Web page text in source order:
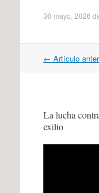
30 mayo, 2026
Navegación
← Artículo
La lucha
exilio